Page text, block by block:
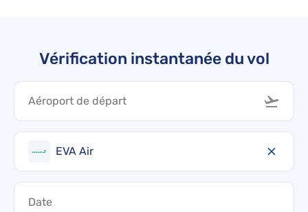
Vérification instantanée du vol
EVA Air